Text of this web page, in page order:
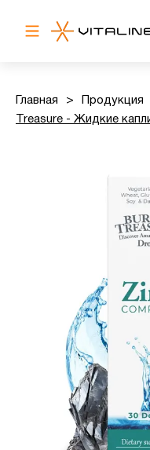
Главная > Продукция
Treasure - Жидкие